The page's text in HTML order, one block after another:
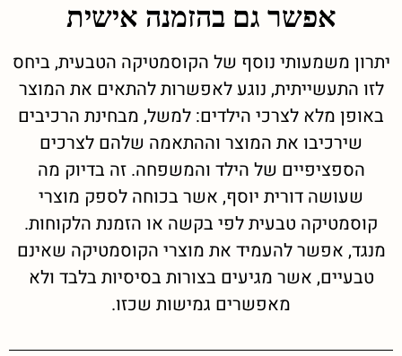
אפשר גם בהזמנה אישית
יתרון משמעותי נוסף של הקוסמטיקה הטבעית, ביחס
לזו התעשייתית, נוגע לאפשרות להתאים את המוצר
באופן מלא לצרכי הילדים: למשל, מבחינת הרכיבים
שירכיבו את המוצר וההתאמה שלהם לצרכים
הספציפיים של הילד והמשפחה. זה בדיוק מה
שעושה דורית יוסף, אשר בכוחה לספק מוצרי
קוסמטיקה טבעית לפי בקשה או הזמנת הלקוחות.
מנגד, אפשר להעמיד את מוצרי הקוסמטיקה שאינם
טבעיים, אשר מגיעים בצורות בסיסיות בלבד ולא
מאפשרים גמישות שכזו.